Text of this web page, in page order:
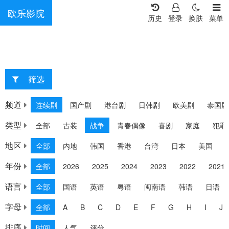
欧乐影院 菜单
换肤
登录
历史
筛选
频道 连续剧 国产剧 港台剧 日韩剧 欧美剧 泰国剧
类型 全部 古装 战争 青春偶像 喜剧 家庭 犯罪
地区 全部 内地 韩国 香港 台湾 日本 美国
年份 全部 2026 2025 2024 2023 2022 2021
语言 全部 国语 英语 粤语 闽南语 韩语 日语
字母 全部 A B C D E F G H I J